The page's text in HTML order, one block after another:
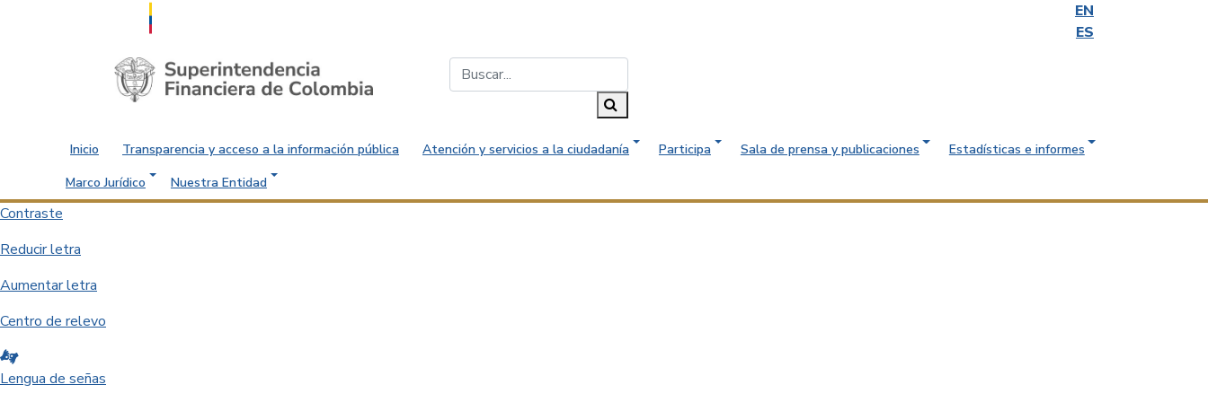
EN
ES
Saltar al contenido principal
Inicio Transparencia y acceso a la información pública Atención y servicios a la ciudadanía Participa Sala de prensa y publicaciones
Estadísticas e informes
Marco Jurídico
Nuestra Entidad
Contraste
Reducir letra
Aumentar letra
Centro de relevo
Lengua de señas